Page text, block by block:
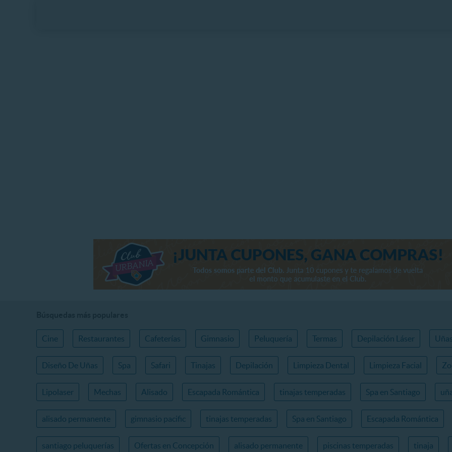
Cine Restaurantes Cafeterías Gimnasio Peluquería Termas Depilación Láser
Diseño De Uñas Spa Safari Tinajas Depilación Limpieza Dental Limpieza Facial
Lipolaser Mechas Alisado Escapada Romántica tinajas temperadas Spa en Santiago
alisado permanente gimnasio pacific tinajas temperadas Spa en Santiago Escapada Romántica
santiago peluquerías Ofertas en Concepción alisado permanente piscinas temperadas tinaja